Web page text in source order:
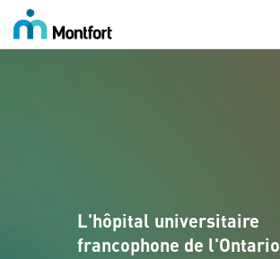
Aller au contenu principal
L'hôpital universitaire
francophone de l'Ontario